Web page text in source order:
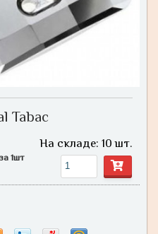
Tabac
за 1шт
На складе: 10 шт.